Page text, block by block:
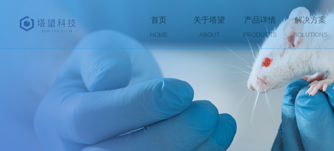
首页
HOME
关于塔望
ABOUT
产品详情
PRODUCTS
解决方案
SOLUTIONS